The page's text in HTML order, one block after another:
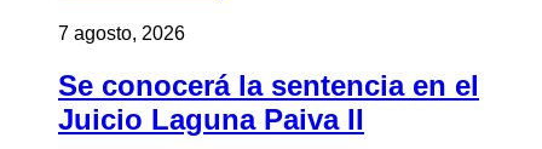
7 agosto, 2026
Se conocerá la sentencia en el
Juicio Laguna Paiva II